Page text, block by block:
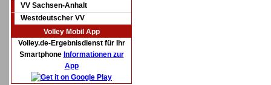
VV Sachsen-Anhalt
Westdeutscher VV
Volley Mobil App
Volley.de-Ergebnisdienst für Ihr
Smartphone Informationen zur
App